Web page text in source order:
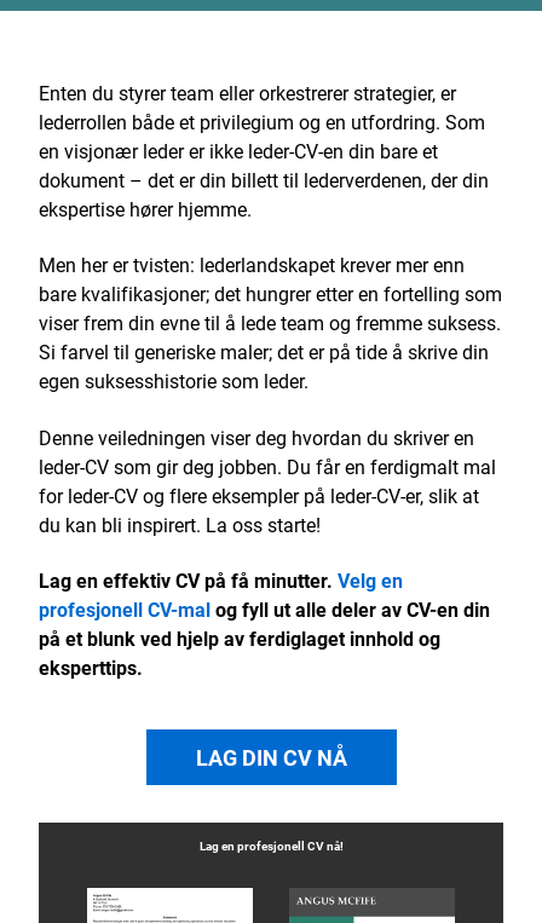
Enten du styrer team eller orkestrerer strategier, er
lederrollen både et privilegium og en utfordring. Som
en visjonær leder er ikke leder-CV-en din bare et
dokument – det er din billett til lederverdenen, der din
ekspertise hører hjemme.
Men her er tvisten: lederlandskapet krever mer enn
bare kvalifikasjoner; det hungrer etter en fortelling som
viser frem din evne til å lede team og fremme suksess.
Si farvel til generiske maler; det er på tide å skrive din
egen suksesshistorie som leder.
Denne veiledningen viser deg hvordan du skriver en
leder-CV som gir deg jobben. Du får en ferdigmalt mal
for leder-CV og flere eksempler på leder-CV-er, slik at
du kan bli inspirert. La oss starte!
Lag en effektiv CV på få minutter. Velg en
profesjonell CV-malog fyll ut alle deler av CV-en din
på et blunk ved hjelp av ferdiglaget innhold og
eksperttips.
LAG DIN CV NÅ
Lag en profesjonell CVnå!